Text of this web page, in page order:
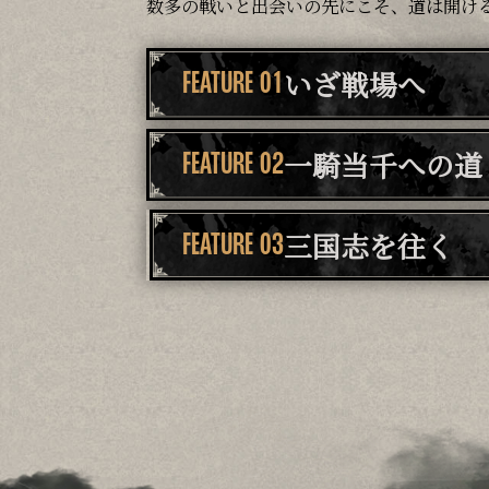
数多の戦いと出会いの先にこそ、道は開け
FEATURE 01いざ戦場へ
FEATURE 02一騎当千への道
FEATURE 03三国志を往く